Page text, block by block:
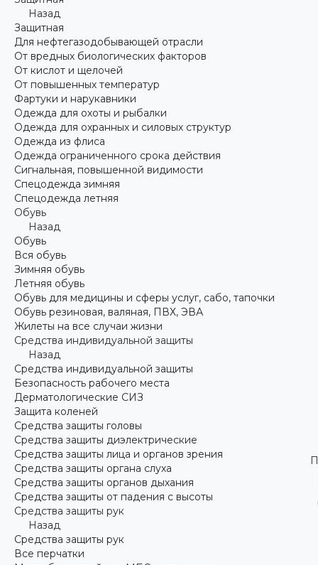
Назад
Защитная
Для нефтегазодобывающей отрасли
От вредных биологических факторов
От кислот и щелочей
От повышенных температур
Фартуки и нарукавники
Одежда для охоты и рыбалки
Одежда для охранных и силовых структур
Одежда из флиса
Одежда ограниченного срока действия
Сигнальная, повышенной видимости
Спецодежда зимняя
Спецодежда летняя
Обувь
Назад
Обувь
Вся обувь
Зимняя обувь
Летняя обувь
Обувь для медицины и сферы услуг, сабо, тапочки
Обувь резиновая, валяная, ПВХ, ЭВА
Жилеты на все случаи жизни
Средства индивидуальной защиты
Назад
Средства индивидуальной защиты
Безопасность рабочего места
Дерматологические СИЗ
Защита коленей
Средства защиты головы
Средства защиты диэлектрические
Средства защиты лица и органов зрения
Средства защиты органа слуха
Средства защиты органов дыхания
Средства защиты от падения с высоты
Средства защиты рук
Назад
Средства защиты рук
Все перчатки